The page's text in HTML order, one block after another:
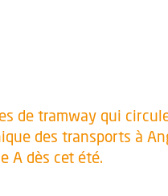
de tramway qui
des transports à
A dès cet été.